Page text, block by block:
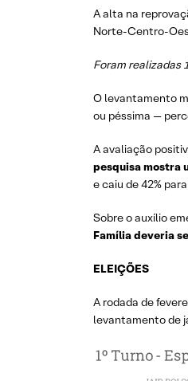
A alta na
Norte-Centro-
Foram realizadas
O levantamento
ou péssima —
A avaliação
pesquisa mostra
e caiu de 42%
Sobre o auxílio
Família deveria
ELEIÇÕES
A rodada de
levantamento de